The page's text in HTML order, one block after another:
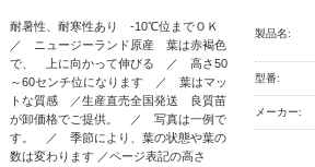
耐暑性、耐寒性あり -10℃位までＯＫ
／ ニュージーランド原産 葉は赤褐色
で、 上に向かって伸びる ／ 高さ50
～60センチ位になります ／ 葉はマッ
トな質感 ／生産直売全国発送 良質苗
が卸価格でご提供。 ／ 写真は一例で
す。 ／ 季節により、葉の状態や葉の
数は変わります ／ページ表記の高さ
製品名:
型番:
メーカー: